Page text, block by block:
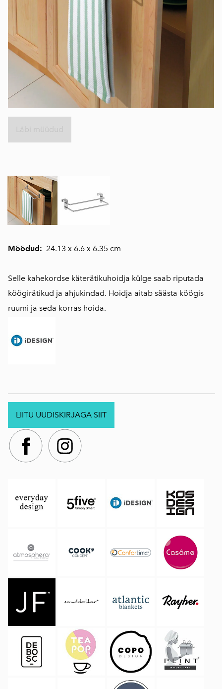
Mõõdud: 24.13 x 6.6 x 6.35 cm
Selle kahekordse käterätikuhoidja külge saab riputada
köögirätikud ja ahjukindad. Hoidja aitab säästa köögis
ruumi ja seda korras hoida.
LIITU UUDISKIRJAGA SIIT